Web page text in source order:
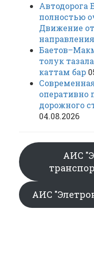
Автодорога
полностью
Движение
толук
каттам бар
оперативно
дорожного
04.08.2026
АИС
АИС